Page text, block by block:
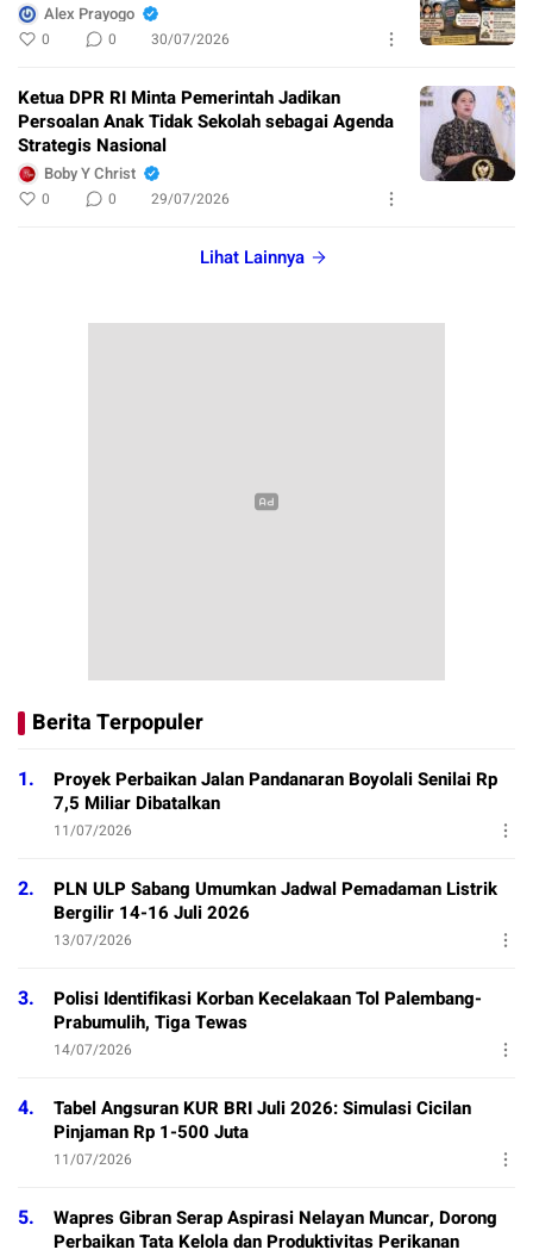
Alex Prayogo
0 0 30/07/2026
Ketua DPR RI Minta Pemerintah Jadikan
Persoalan Anak Tidak Sekolah sebagai Agenda
Strategis Nasional
Boby Y Christ
0 0 29/07/2026
Lihat Lainnya
Berita Terpopuler
1.
Proyek Perbaikan Jalan Pandanaran Boyolali Senilai Rp
7,5 Miliar Dibatalkan
11/07/2026
2.
PLN ULP Sabang Umumkan Jadwal Pemadaman Listrik
Bergilir 14-16 Juli 2026
13/07/2026
3.
Polisi Identifikasi Korban Kecelakaan Tol Palembang-
Prabumulih, Tiga Tewas
14/07/2026
4.
Tabel Angsuran KUR BRI Juli 2026: Simulasi Cicilan
Pinjaman Rp 1-500 Juta
11/07/2026
5.
Wapres Gibran Serap Aspirasi Nelayan Muncar, Dorong
Perbaikan Tata Kelola dan Produktivitas Perikanan